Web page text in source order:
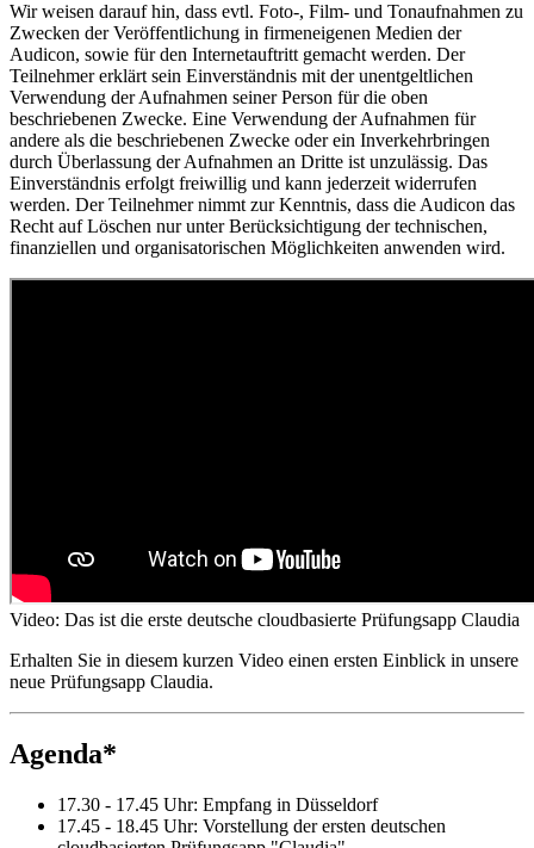
Wir weisen darauf hin, dass evtl. Foto-, Film- und Tonaufnahmen zu
Zwecken der Veröffentlichung in firmeneigenen Medien der
Audicon, sowie für den Internetauftritt gemacht werden. Der
Teilnehmer erklärt sein Einverständnis mit der unentgeltlichen
Verwendung der Aufnahmen seiner Person für die oben
beschriebenen Zwecke. Eine Verwendung der Aufnahmen für
andere als die beschriebenen Zwecke oder ein Inverkehrbringen
durch Überlassung der Aufnahmen an Dritte ist unzulässig. Das
Einverständnis erfolgt freiwillig und kann jederzeit widerrufen
werden. Der Teilnehmer nimmt zur Kenntnis, dass die Audicon das
Recht auf Löschen nur unter Berücksichtigung der technischen,
finanziellen und organisatorischen Möglichkeiten anwenden wird.
Video: Das ist die erste deutsche cloudbasierte Prüfungsapp Claudia
Erhalten Sie in diesem kurzen Video einen ersten Einblick in unsere
neue Prüfungsapp Claudia.
Agenda*
17.30 - 17.45 Uhr: Empfang in Düsseldorf
17.45 - 18.45 Uhr: Vorstellung der ersten deutschen